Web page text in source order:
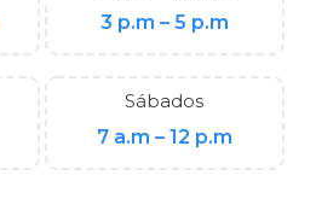
3 p.m – 5 p.m
Sábados
7 a.m – 12 p.m